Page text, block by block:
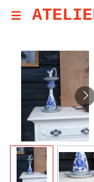
Ga
hoofdinhoud